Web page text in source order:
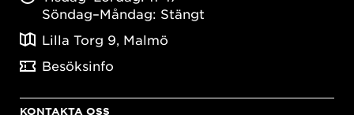
Söndag–Måndag: Stängt
Lilla Torg 9, Malmö
Besöksinfo
KONTAKTA OSS